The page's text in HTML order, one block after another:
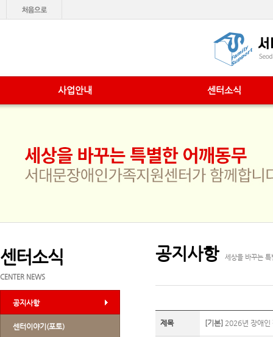
사업안내 센터소식
센터소식
CENTER NEWS
공지사항
센터이야기(포토)
공지사항 세상을 바꾸는
제목 [기본] 2026년 장애인